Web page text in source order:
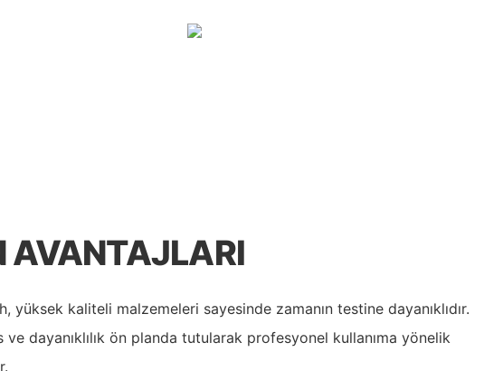
AVANTAJLARI
yüksek kaliteli malzemeleri sayesinde zamanın testine dayanıklıdır.
ve dayanıklılık ön planda tutularak profesyonel kullanıma yönelik